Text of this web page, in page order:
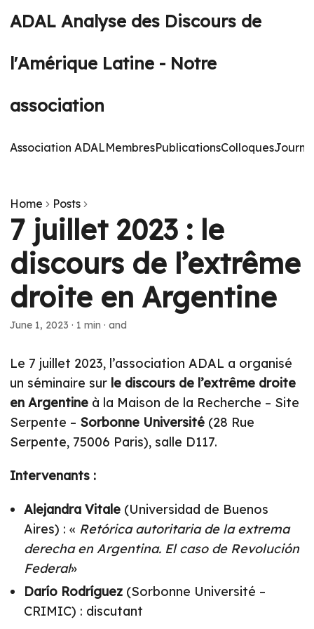
ADAL Analyse des Discours de
l'Amérique Latine - Notre
association
Association ADALMembresPublicationsColloques
Home Posts
7 juillet 2023 : le
discours de l’extrême
droite en Argentine
June 1, 2023 · 1 min · and
Le 7 juillet 2023, l’association ADAL a organisé
un séminaire sur le discours de l’extrême droite
en Argentine à la Maison de la Recherche – Site
Serpente – Sorbonne Université (28 Rue
Serpente, 75006 Paris), salle D117.
Intervenants :
Alejandra Vitale (Universidad de Buenos
Aires) : « Retórica autoritaria de la extrema
derecha en Argentina. El caso de Revolución
Federal»
Darío Rodríguez (Sorbonne Université –
CRIMIC) : discutant